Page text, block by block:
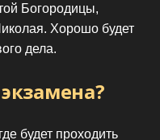
Богородицы,
Хорошо будет
дела.
будет проходить